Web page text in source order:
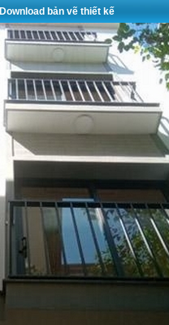
Download bản vẽ thiết kế